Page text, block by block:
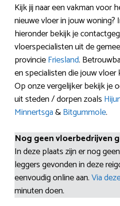
Kijk jij naar een vakman voor
nieuwe vloer in jouw
hieronder bekijk je
vloerspecialisten uit de
provincieFriesland.
en specialisten die jouw
Op onze vergelijker bekijk je
uit steden / dorpen zoals
Minnertsga&Bitgummole.
Nog geen vloerbedrijven
In deze plaats zijn er nog
leggers gevonden in deze
eenvoudig online aan.Via
minuten doen.